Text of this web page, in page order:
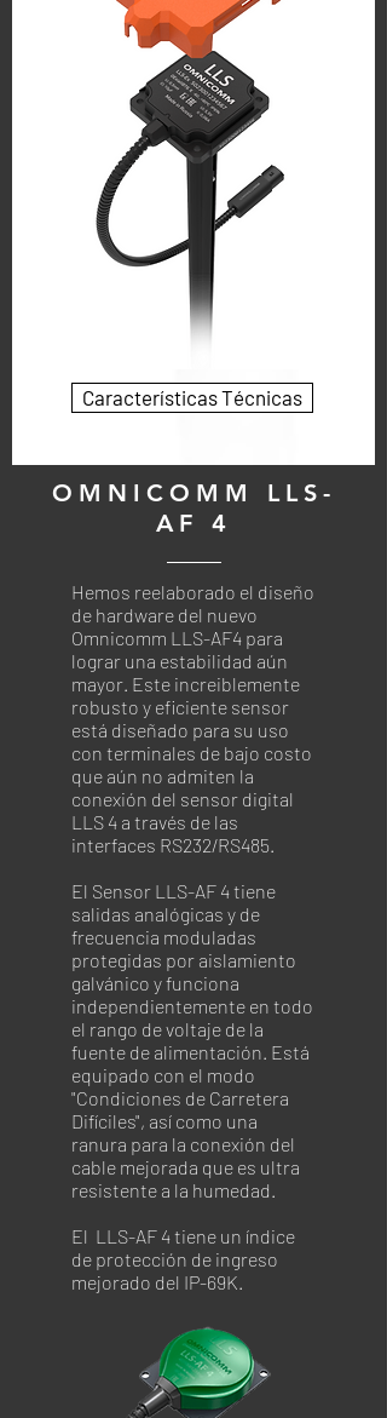
Características Técnicas
OMNICOMM LLS-
AF 4
Hemos reelaborado el diseño
de hardware del nuevo
Omnicomm LLS-AF4 para
lograr una estabilidad aún
mayor. Este increiblemente
robusto y eficiente sensor
está diseñado para su uso
con terminales de bajo costo
que aún no admiten la
conexión del sensor digital
LLS 4 a través de las
interfaces RS232/RS485.
El Sensor LLS-AF 4 tiene
salidas analógicas y de
frecuencia moduladas
protegidas por aislamiento
galvánico y funciona
independientemente en todo
el rango de voltaje de la
fuente de alimentación. Está
equipado con el modo
"Condiciones de Carretera
Difíciles", así como una
ranura para la conexión del
cable mejorada que es ultra
resistente a la humedad.
El LLS-AF 4 tiene un índice
de protección de ingreso
mejorado del IP-69K.